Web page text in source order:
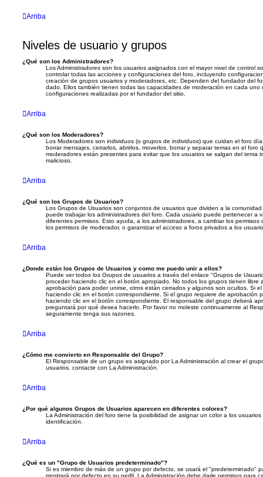
Arriba
Niveles de usuario y grupos
¿Qué son los Administradores?
Los Administradores son los usuarios asignados con el mayor nivel de control
controlar todas las acciones y configuraciones del foro, incluyendo
creación de grupos usuarios y moderadores, etc. Dependen del fundador del
dado. Ellos también tienen todas las capacidades de moderación en cada
configuraciones realizadas por el fundador del sitio.
Arriba
¿Qué son los Moderadores?
Los Moderadores son individuos (o grupos de individuos) que cuidan el foro
borrar mensajes, cerrarlos, abrirlos, moverlos, borrar y separar temas en el foro
moderadores están presentes para evitar que los usuarios se salgan del tema
malicioso.
Arriba
¿Qué son los Grupos de Usuarios?
Los Grupos de Usuarios son conjuntos de usuarios que dividen a la
puede trabajar los administradores del foro. Cada usuario puede pertenecer a
diferentes permisos. Esto ayuda, a los administradores, a cambiar los
los permisos de moderador, o garantizar el acceso a foros privados a los
Arriba
¿Donde están los Grupos de Usuarios y como me puedo unir a ellos?
Puede ver todos los Grupos de usuarios a través del enlace "Grupos de
proceder haciendo clic en el botón apropiado. No todos los grupos tienen libre
aprobación para poder unirse, otros están cerrados y algunos son ocultos. Si
haciendo clic en el botón correspondiente. Si el grupo requiere de aprobación
haciendo clic en el botón correspondiente. El responsable del grupo deberá
preguntará por qué desea hacerlo. Por favor no moleste continuamente al
seguramente tenga sus razones.
Arriba
¿Cómo me convierto en Responsable del Grupo?
El Responsable de un grupo es asignado por La Administración al crear el
usuarios, contacte con La Administración.
Arriba
¿Por qué algunos Grupos de Usuarios aparecen en diferentes colores?
La Administración del foro tiene la posibilidad de asignar un color a los
identificación.
Arriba
¿Qué es un "Grupo de Usuarios predeterminado"?
Si es miembro de más de un grupo por defecto, se usará el "predeterminado"
mostrará por defecto en su perfil. La Administración debe darle permisos para